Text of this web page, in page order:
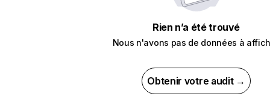
Rien n’a été trouvé
Nous n'avons pas de données à
Obtenir votre audit →